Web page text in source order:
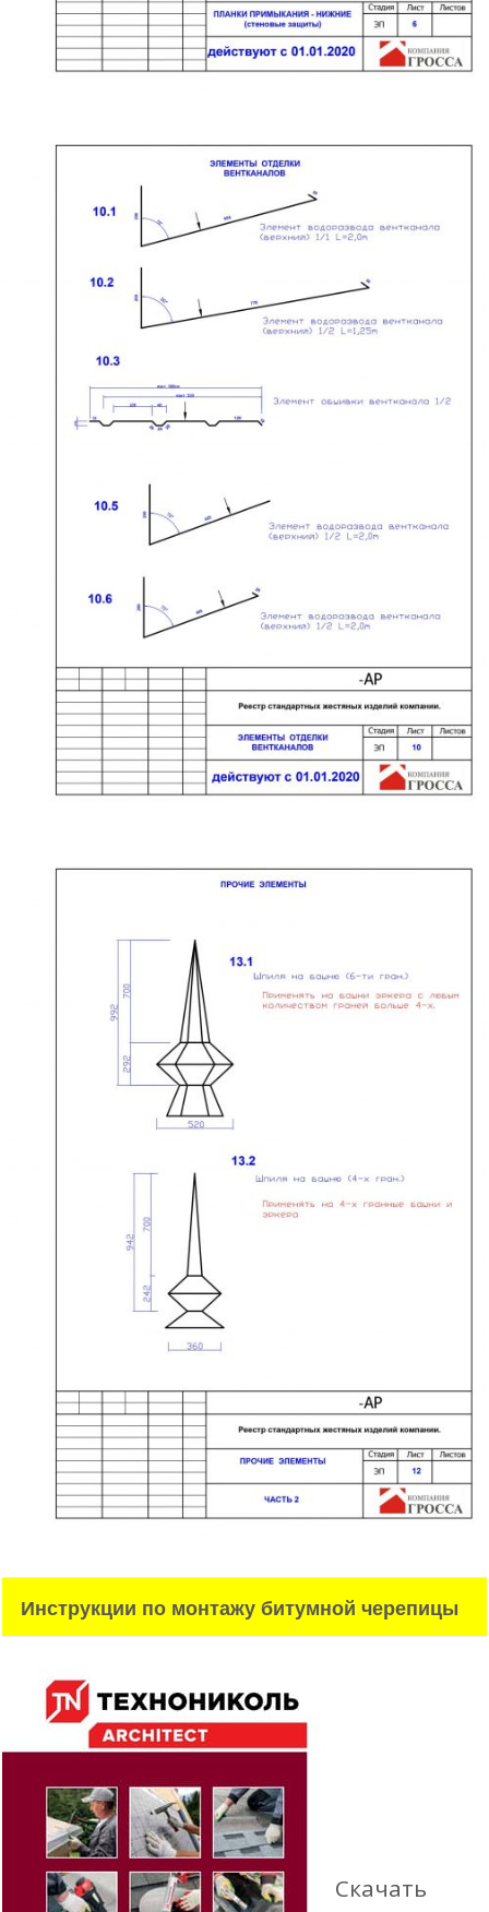
Инструкции по монтажу битумной черепицы
Скачать